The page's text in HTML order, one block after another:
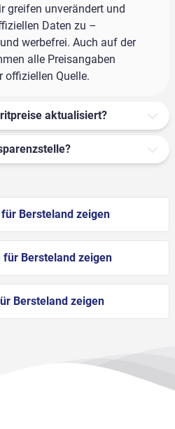
greifen unverändert und
Daten zu –
werbefrei. Auch auf der
alle Preisangaben
offiziellen Quelle.
aktualisiert?
für Bersteland zeigen
für Bersteland zeigen
Bersteland zeigen